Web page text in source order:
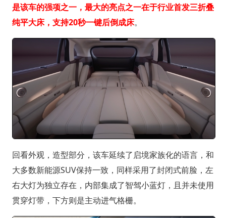
是该车的强项之一，最大的亮点之一在于行业首发三折叠
纯平大床，支持20秒一键后倒成床。
回看外观，造型部分，该车延续了启境家族化的语言，和
大多数新能源SUV保持一致，同样采用了封闭式前脸，左
右大灯为独立存在，内部集成了智驾小蓝灯，且并未使用
贯穿灯带，下方则是主动进气格栅。